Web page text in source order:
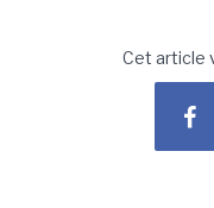
Cet article